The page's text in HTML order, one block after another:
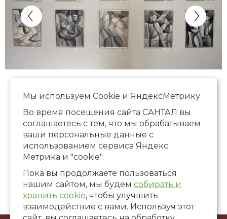
Мы используем Сookie и ЯндексМетрику
Во время посещения сайта САНТАЛ вы
соглашаетесь с тем, что мы обрабатываем
ваши персональные данные с
использованием сервиса Яндекс
Метрика и "cookie".
Пока вы продолжаете пользоваться
нашим сайтом, мы будем собирать и
хранить cookie, чтобы улучшить
взаимодействие с вами. Используя этот